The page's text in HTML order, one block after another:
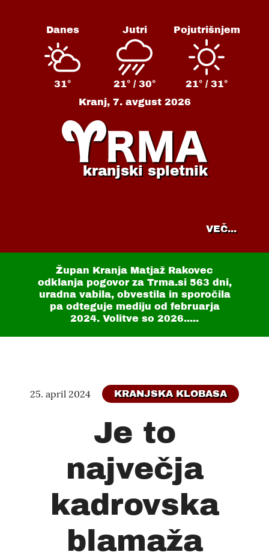
Danes
31°
Jutri
21° / 30°
Pojutrišnjem
21° / 31°
Kranj, 7. avgust 2026
kranjski spletnik
VEČ...
Župan Kranja Matjaž Rakovec
odklanja pogovor za Trma.si 563 dni,
uradna vabila, obvestila in sporočila
pa odteguje mediju od februarja
2024. Volitve so 2026.....
25. april 2024 KRANJSKA KLOBASA
Je to
največja
kadrovska
blamaža